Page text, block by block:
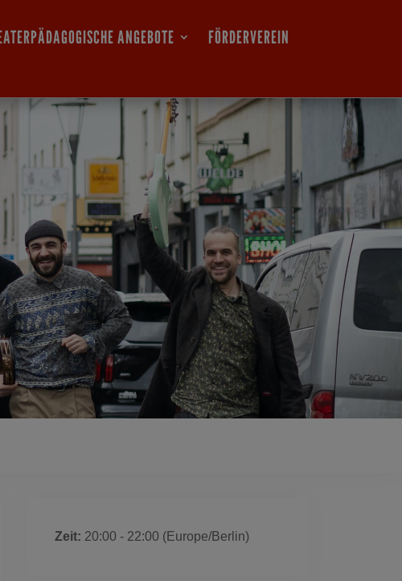
ANGEBOTE FÖRDERVEREIN
Zeit: 20:00 - 22:00 (Europe/Berlin)